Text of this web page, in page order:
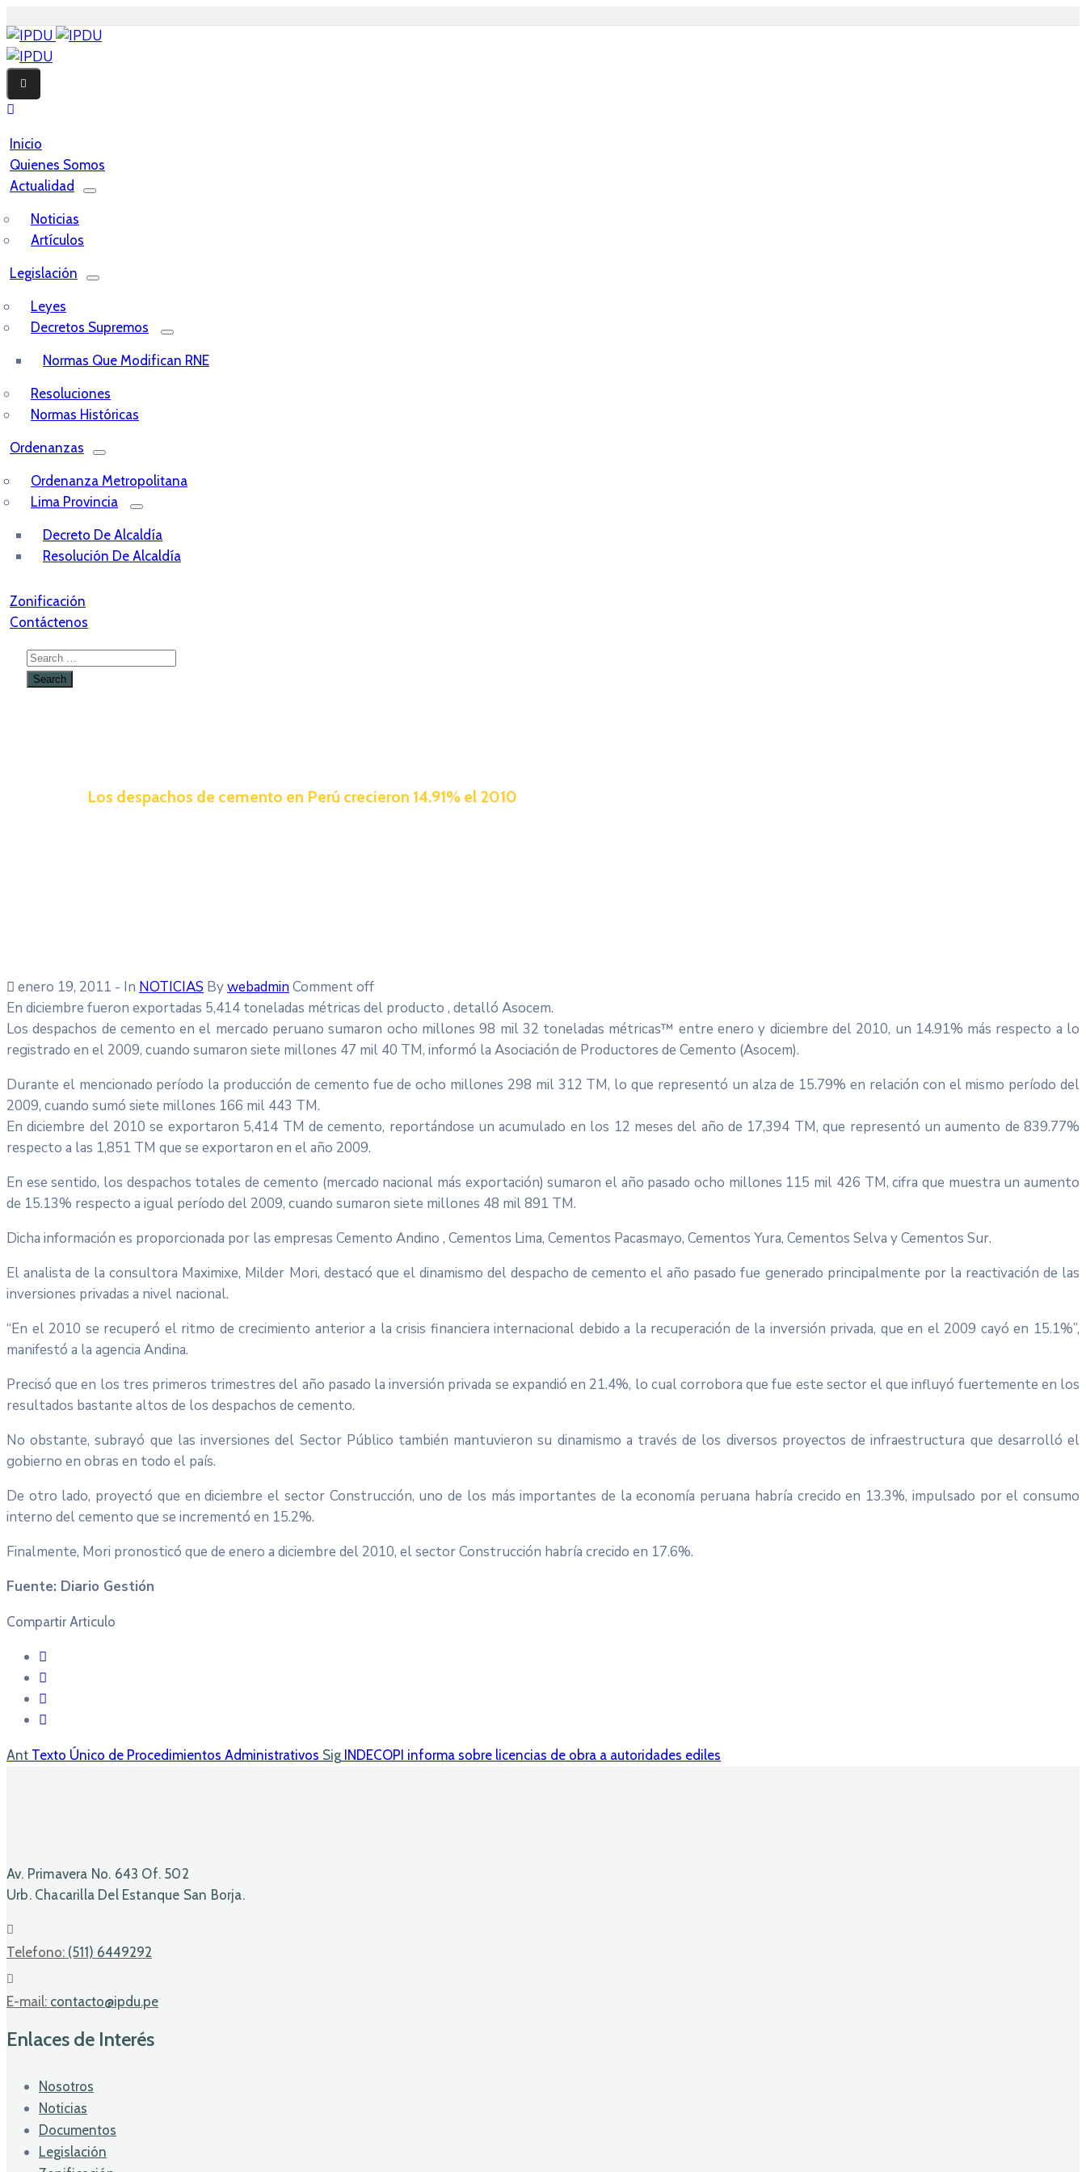
Inicio
Quienes Somos
Actualidad
Noticias
Artículos
Legislación
Leyes
Decretos Supremos
Normas Que Modifican RNE
Resoluciones
Normas Históricas
Ordenanzas
Ordenanza Metropolitana
Lima Provincia
Decreto De Alcaldía
Resolución De Alcaldía
Zonificación
Contáctenos
Los despachos de cemento en Perú crecieron 14.91% el 2010
enero 19, 2011 - In NOTICIAS BywebadminComment off
En diciembre fueron exportadas 5,414 toneladas métricas del producto , detalló Asocem.
Los despachos de cemento en el mercado peruano sumaron ocho millones 98 mil 32 toneladas métricas™ entre enero y diciembre del 2010, un 14.91% más respecto a lo
registrado en el 2009, cuando sumaron siete millones 47 mil 40 TM, informó la Asociación de Productores de Cemento (Asocem).
Durante el mencionado período la producción de cemento fue de ocho millones 298 mil 312 TM, lo que representó un alza de 15.79% en relación con el mismo período del
2009, cuando sumó siete millones 166 mil 443 TM.
En diciembre del 2010 se exportaron 5,414 TM de cemento, reportándose un acumulado en los 12 meses del año de 17,394 TM, que representó un aumento de 839.77%
respecto a las 1,851 TM que se exportaron en el año 2009.
En ese sentido, los despachos totales de cemento (mercado nacional más exportación) sumaron el año pasado ocho millones 115 mil 426 TM, cifra que muestra un aumento
de 15.13% respecto a igual período del 2009, cuando sumaron siete millones 48 mil 891 TM.
Dicha información es proporcionada por las empresas Cemento Andino , Cementos Lima, Cementos Pacasmayo, Cementos Yura, Cementos Selva y Cementos Sur.
El analista de la consultora Maximixe, Milder Mori, destacó que el dinamismo del despacho de cemento el año pasado fue generado principalmente por la reactivación de las
inversiones privadas a nivel nacional.
“En el 2010 se recuperó el ritmo de crecimiento anterior a la crisis financiera internacional debido a la recuperación de la inversión privada, que en el 2009 cayó en 15.1%”,
manifestó a la agencia Andina.
Precisó que en los tres primeros trimestres del año pasado la inversión privada se expandió en 21.4%, lo cual corrobora que fue este sector el que influyó fuertemente en los
resultados bastante altos de los despachos de cemento.
No obstante, subrayó que las inversiones del Sector Público también mantuvieron su dinamismo a través de los diversos proyectos de infraestructura que desarrolló el
gobierno en obras en todo el país.
De otro lado, proyectó que en diciembre el sector Construcción, uno de los más importantes de la economía peruana habría crecido en 13.3%, impulsado por el consumo
interno del cemento que se incrementó en 15.2%.
Finalmente, Mori pronosticó que de enero a diciembre del 2010, el sector Construcción habría crecido en 17.6%.
Fuente: Diario Gestión
Compartir Articulo
Ant Texto Único de Procedimientos Administrativos Sig INDECOPI informa sobre licencias de obra a autoridades ediles
Av. Primavera No. 643 Of. 502
Urb. Chacarilla Del Estanque San Borja.
Telefono: (511) 6449292
E-mail: contacto@ipdu.pe
Enlaces de Interés
Nosotros
Noticias
Documentos
Legislación